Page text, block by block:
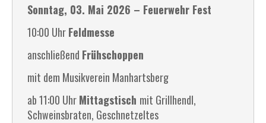
Sonntag, 03. Mai 2026 – Feuerwehr Fest
10:00 UhrFeldmesse
anschließend Frühschoppen
mit dem Musikverein Manhartsberg
ab 11:00 UhrMittagstisch mit Grillhendl,
Schweinsbraten, Geschnetzeltes